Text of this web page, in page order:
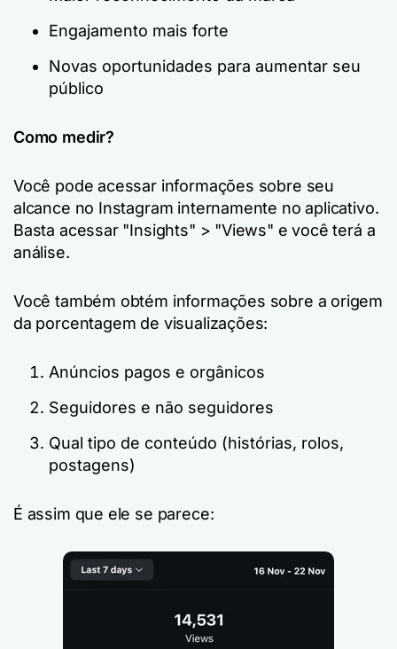
Engajamento mais forte
Novas oportunidades para aumentar seu
público
Como medir?
Você pode acessar informações sobre seu
alcance no Instagram internamente no aplicativo.
Basta acessar "Insights" > "Views" e você terá a
análise.
Você também obtém informações sobre a origem
da porcentagem de visualizações:
Anúncios pagos e orgânicos
Seguidores e não seguidores
Qual tipo de conteúdo (histórias, rolos,
postagens)
É assim que ele se parece: